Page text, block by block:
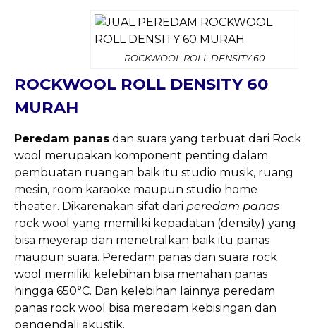
ROCKWOOL ROLL DENSITY 60
ROCKWOOL ROLL DENSITY 60
MURAH
Peredam panas dan suara yang terbuat dari Rock
wool merupakan komponent penting dalam
pembuatan ruangan baik itu studio musik, ruang
mesin, room karaoke maupun studio home
theater. Dikarenakan sifat dari peredam panas
rock wool yang memiliki kepadatan (density) yang
bisa meyerap dan menetralkan baik itu panas
maupun suara. Peredam panas dan suara rock
wool memiliki kelebihan bisa menahan panas
hingga 650°C. Dan kelebihan lainnya peredam
panas rock wool bisa meredam kebisingan dan
pengendali akustik.